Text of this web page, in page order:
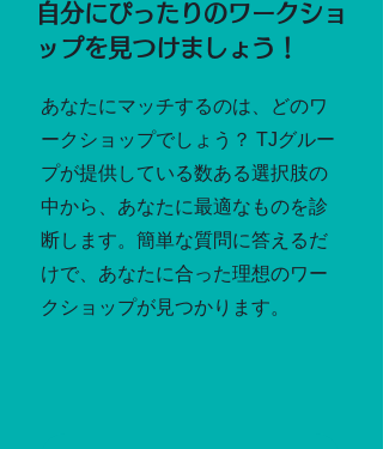
自分にぴったりのワークショ
ップを見つけましょう！
あなたにマッチするのは、どのワ
ークショップでしょう？ TJグルー
プが提供している数ある選択肢の
中から、あなたに最適なものを診
断します。簡単な質問に答えるだ
けで、あなたに合った理想のワー
クショップが見つかります。